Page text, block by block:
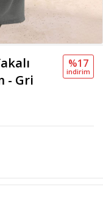
- Gri
%17
i̇ndi̇ri̇m